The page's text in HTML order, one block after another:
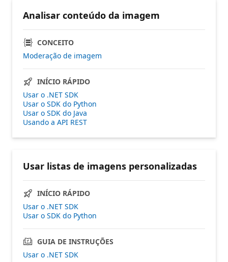
Analisar conteúdo da imagem
CONCEITO
Moderação de imagem
INÍCIO RÁPIDO
Usar o .NET SDK
Usar o SDK do Python
Usar o SDK do Java
Usando a API REST
Usar listas de imagens personalizadas
INÍCIO RÁPIDO
Usar o .NET SDK
Usar o SDK do Python
GUIA DE INSTRUÇÕES
Usar o .NET SDK